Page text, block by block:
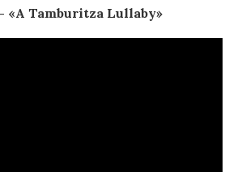
«A Tamburitza Lullaby»